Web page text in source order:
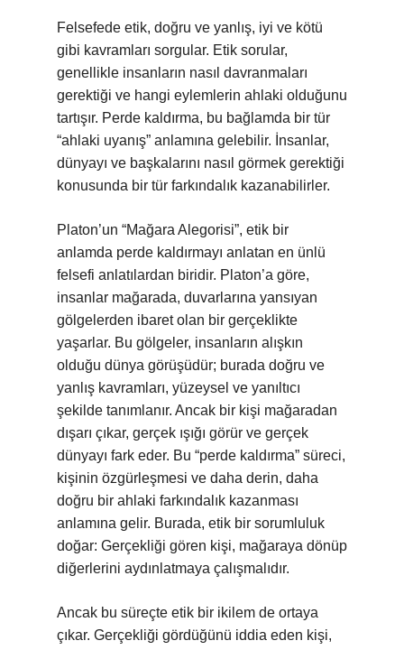
Felsefede etik, doğru ve yanlış, iyi ve kötü
gibi kavramları sorgular. Etik sorular,
genellikle insanların nasıl davranmaları
gerektiği ve hangi eylemlerin ahlaki olduğunu
tartışır. Perde kaldırma, bu bağlamda bir tür
“ahlaki uyanış” anlamına gelebilir. İnsanlar,
dünyayı ve başkalarını nasıl görmek gerektiği
konusunda bir tür farkındalık kazanabilirler.
Platon’un “Mağara Alegorisi”, etik bir
anlamda perde kaldırmayı anlatan en ünlü
felsefi anlatılardan biridir. Platon’a göre,
insanlar mağarada, duvarlarına yansıyan
gölgelerden ibaret olan bir gerçeklikte
yaşarlar. Bu gölgeler, insanların alışkın
olduğu dünya görüşüdür; burada doğru ve
yanlış kavramları, yüzeysel ve yanıltıcı
şekilde tanımlanır. Ancak bir kişi mağaradan
dışarı çıkar, gerçek ışığı görür ve gerçek
dünyayı fark eder. Bu “perde kaldırma” süreci,
kişinin özgürleşmesi ve daha derin, daha
doğru bir ahlaki farkındalık kazanması
anlamına gelir. Burada, etik bir sorumluluk
doğar: Gerçekliği gören kişi, mağaraya dönüp
diğerlerini aydınlatmaya çalışmalıdır.
Ancak bu süreçte etik bir ikilem de ortaya
çıkar. Gerçekliği gördüğünü iddia eden kişi,